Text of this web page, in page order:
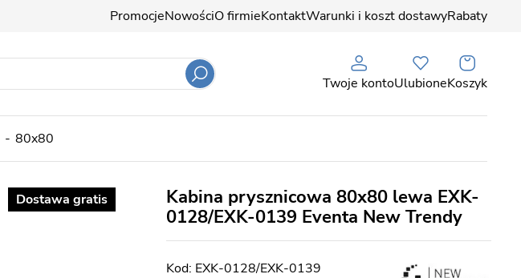
PromocjeNowościO firmieKontaktWarunki i koszt dostawyRabaty
Twoje kontoUlubioneKoszyk
80x80
Dostawa gratis
Kabina prysznicowa 80x80 lewa EXK-
0128/EXK-0139 Eventa New Trendy
EXK-0128/EXK-0139